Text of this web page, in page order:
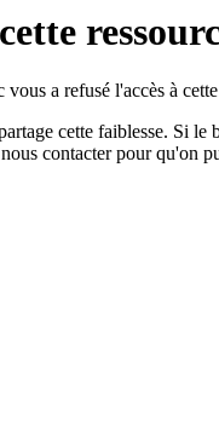
a refusé l'accès à
cette faiblesse. Si
contacter pour qu'on